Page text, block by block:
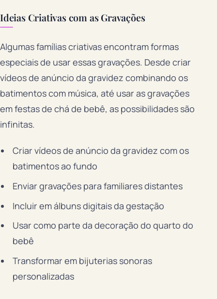
Ideias Criativas com as Gravações
Algumas famílias criativas encontram formas
especiais de usar essas gravações. Desde criar
vídeos de anúncio da gravidez combinando os
batimentos com música, até usar as gravações
em festas de chá de bebê, as possibilidades são
infinitas.
Criar vídeos de anúncio da gravidez com os
batimentos ao fundo
Enviar gravações para familiares distantes
Incluir em álbuns digitais da gestação
Usar como parte da decoração do quarto do
bebê
Transformar em bijuterias sonoras
personalizadas